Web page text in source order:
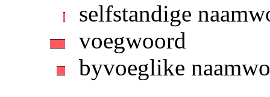
selfstandige
voegwoord
byvoeglike